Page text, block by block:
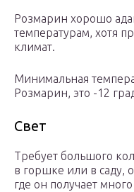
Розмарин хорошо
температурам, хотя
климат.
Минимальная
Розмарин, это -12
Свет
Требует большого
в горшке или в саду,
где он получает много